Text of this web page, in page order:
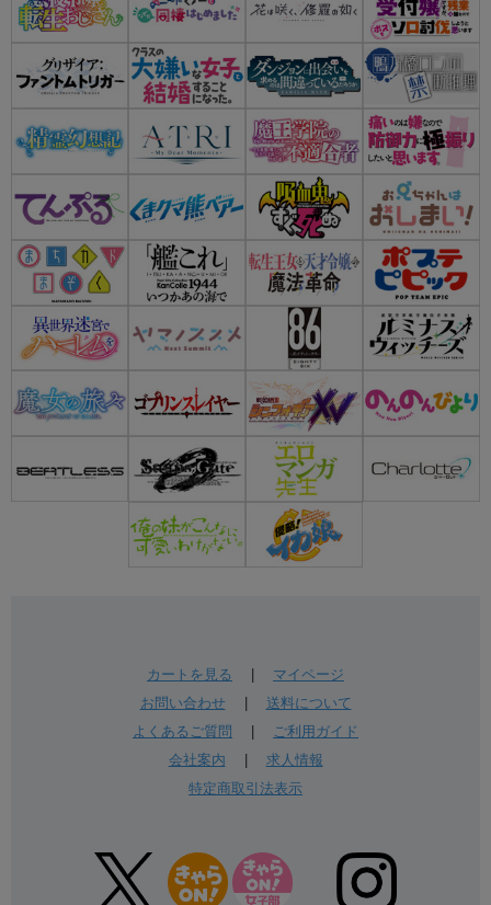
カートを見る
マイページ
お問い合わせ| 送料について
よくあるご質問
ご利用ガイド
会社案内
求人情報
特定商取引法表示